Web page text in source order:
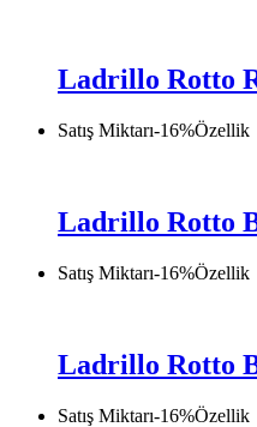
Ladrillo Rotto
Satış Miktarı-16%Özellik
Ladrillo Rotto
Satış Miktarı-16%Özellik
Ladrillo Rotto
Satış Miktarı-16%Özellik